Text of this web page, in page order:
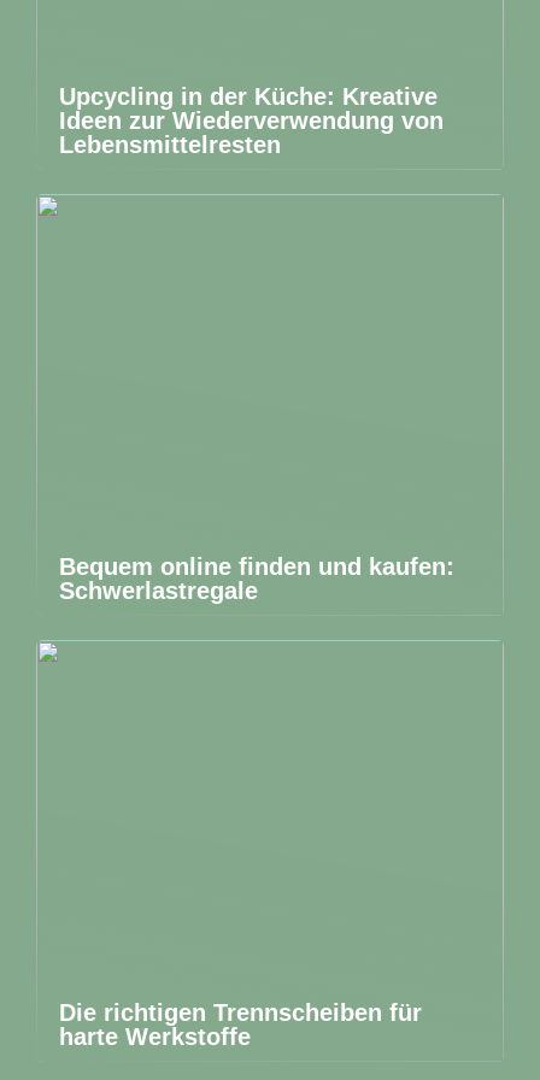
Upcycling in der Küche: Kreative
Ideen zur Wiederverwendung von
Lebensmittelresten
Bequem online finden und kaufen:
Schwerlastregale
Die richtigen Trennscheiben für
harte Werkstoffe